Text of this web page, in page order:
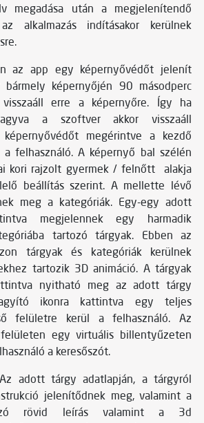
megadása után a megjelenítendő
alkalmazás indításakor kerülnek
az app egy képernyővédőt jelenít
képernyőjén 90 másodperc
erre a képernyőre. Így ha
a szoftver akkor visszaáll
képernyővédőt megérintve a kezdő
a felhasználó. A képernyő bal szélén
kori rajzolt gyermek / felnőtt alakja
beállítás szerint. A mellette lévő
meg a kategóriák. Egy-egy adott
megjelennek egy harmadik
tartozó tárgyak. Ebben az
tárgyak és kategóriák kerülnek
tartozik 3D animáció. A tárgyak
nyitható meg az adott tárgy
ikonra kattintva egy teljes
felületre kerül a felhasználó. Az
egy virtuális billentyűzeten
a keresőszót.
adott tárgy adatlapján, a tárgyról
jelenítődnek meg, valamint a
rövid leírás valamint a 3d